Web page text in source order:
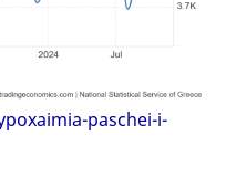
paschei-i-